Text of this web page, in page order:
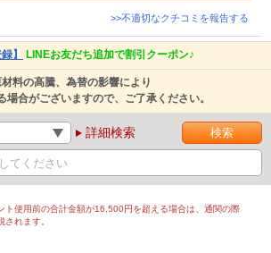
>>不適切なクチコミを報告する
】 LINEお友だち追加で割引クーポン♪
材料の高騰、為替の影響により
場合がございますので、ご了承ください。
詳細検索
ト使用前の合計金額が16,500円を超える場合は、通関の際
されます。